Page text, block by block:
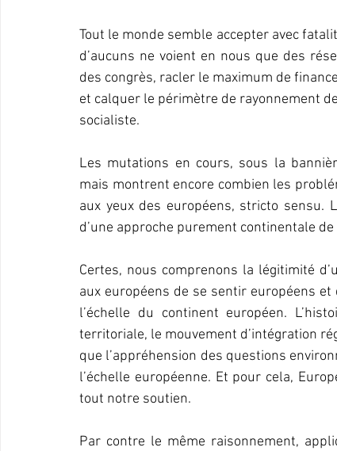
Tout le monde semble accepter avec
d’aucuns ne voient en nous que des
des congrès, racler le maximum de
et calquer le périmètre de rayonnement
socialiste.
Les mutations en cours, sous la
mais montrent encore combien les
aux yeux des européens, stricto sensu.
d’une approche purement continentale
Certes, nous comprenons la légitimité
aux européens de se sentir européens
l’échelle du continent européen.
territoriale, le mouvement d’intégration
que l’appréhension des questions
l’échelle européenne. Et pour cela,
tout notre soutien.
Par contre le même raisonnement,